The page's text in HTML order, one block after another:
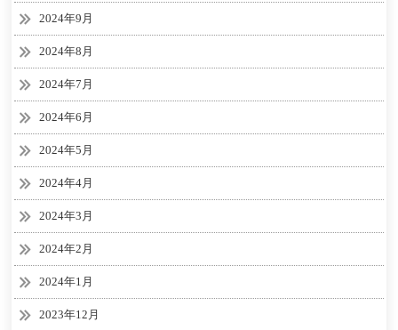
2024年9月
2024年8月
2024年7月
2024年6月
2024年5月
2024年4月
2024年3月
2024年2月
2024年1月
2023年12月